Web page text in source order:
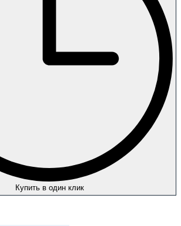
Купить в один клик